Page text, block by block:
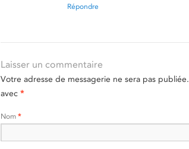
Répondre
Laisser un commentaire
Votre adresse de messagerie ne sera pas publiée.
avec *
Nom *